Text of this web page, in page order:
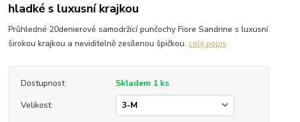
hladké s luxusní krajkou
Průhledné 20denierové samodržící punčochy Fiore Sandrine s luxusní
širokou krajkou a neviditelně zesílenou špičkou. celý popis
Dostupnost
Skladem 1 ks
Velikost: